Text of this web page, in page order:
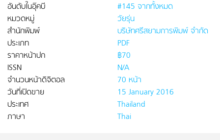
อันดับในอุ๊คบี
#145 จากทั้งหมด
หมวดหมู่
วัยรุ่น
สำนักพิมพ์
บริษัทศรีสยามการพิมพ์ จำกัด
ประเภท
PDF
ราคาหน้าปก
฿70
ISSN
N/A
จำนวนหน้าดิจิตอล
70 หน้า
วันที่เปิดขาย
15 January 2016
ประเทศ
Thailand
ภาษา
Thai